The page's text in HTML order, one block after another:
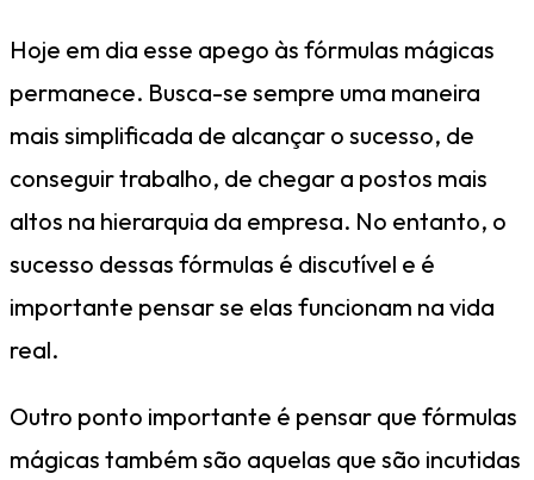
Hoje em dia esse apego às fórmulas mágicas
permanece. Busca-se sempre uma maneira
mais simplificada de alcançar o sucesso, de
conseguir trabalho, de chegar a postos mais
altos na hierarquia da empresa. No entanto, o
sucesso dessas fórmulas é discutível e é
importante pensar se elas funcionam na vida
real.
Outro ponto importante é pensar que fórmulas
mágicas também são aquelas que são incutidas